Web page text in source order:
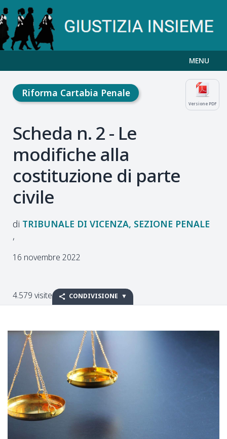
MENU
Versione PDF
Riforma Cartabia Penale
Scheda n. 2 - Le
modifiche alla
costituzione di parte
civile
TRIBUNALE DI VICENZA, SEZIONE PENALE
16 novembre 2022
4.579 visite CONDIVISIONE